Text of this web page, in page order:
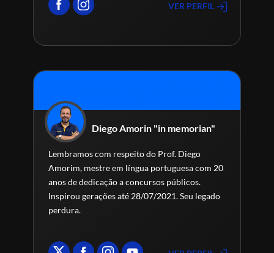
VER PERFIL
Diego Amorin "in memorian"
Lembramos com respeito do Prof. Diego
Amorim, mestre em língua portuguesa com 20
anos de dedicação a concursos públicos.
Inspirou gerações até 28/07/2021. Seu legado
perdura.